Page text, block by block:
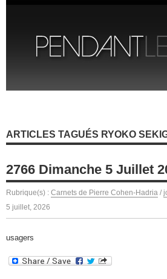
ARTICLES TAGUÉS RYOKO
2766 Dimanche 5 Juillet
Rubrique(s) : Carnets de Pierre Cohen-Hadria /
5 juillet, 2026
usagers